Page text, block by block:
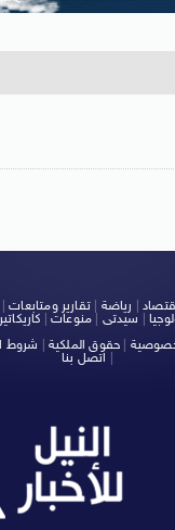
رياضة |تقارير ومتابعات
| سيدتى منوعات كاريكاتير
حقوق الملكية شروط
اتصل بنا